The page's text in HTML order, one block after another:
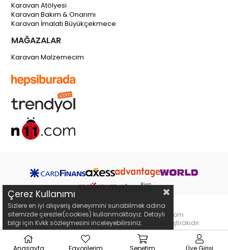
Karavan Atölyesi
Karavan Bakım & Onarımı
Karavan İmalatı Büyükçekmece
MAĞAZALAR
Karavan Malzemecim
Copyright 2019 © karavanmalzemecim.com
karavanmalzemecim.com bir Webselco Grup iştirakıdır.
Çerez Kullanımı
Sizlere en iyi alışveriş deneyimini sunabilmek adına
sitemizde çerezler(cookies) kullanmaktayız. Detaylı
bilgi için Kvkk sözleşmesini inceleyebilirsiniz.
Anasayfa Favorilerim Sepetim Üye Girişi